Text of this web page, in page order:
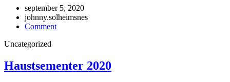
september 5, 2020
johnny.solheimsnes
Commenton
19.sept
Uncategorized
Haustsementer 2020